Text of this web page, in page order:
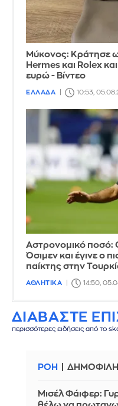
Μύκονος: Κράτησε
Hermes και Rolex
ευρώ - Βίντεο
ΕΛΛΑΔΑ 10:53,
Αστρονομικό ποσό:
Όσιμεν και έγινε ο
παίκτης στην
ΑΘΛΗΤΙΚΑ 14:50,
ΔΙΑΒΑΣΤΕ
περισσότερες ειδήσεις από το
ΡΟΗ ΔΗΜΟΦΙΛΗ
Μισέλ Φάιφερ: